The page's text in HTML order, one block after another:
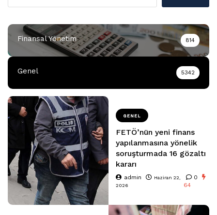
Finansal Yönetim 814
Genel 5342
GENEL
FETÖ’nün yeni finans
yapılanmasına yönelik
soruşturmada 16 gözaltı
kararı
admin
Haziran 22,
2026
0
64